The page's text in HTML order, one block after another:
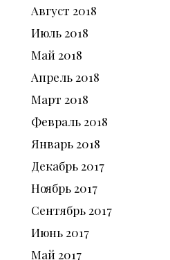
Август 2018
Июль 2018
Май 2018
Апрель 2018
Март 2018
Февраль 2018
Январь 2018
Декабрь 2017
Ноябрь 2017
Сентябрь 2017
Июнь 2017
Май 2017